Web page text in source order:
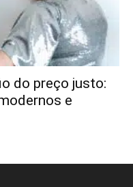
do preço justo:
e